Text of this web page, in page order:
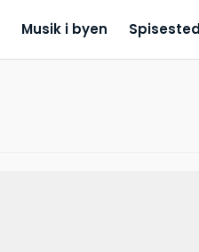
Musik i byen